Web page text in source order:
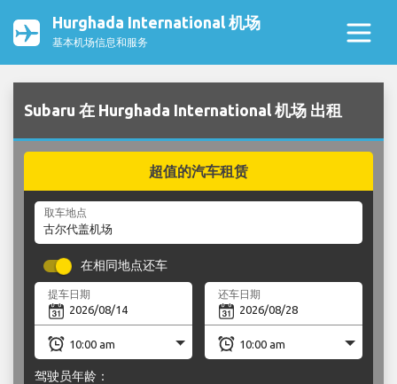
Hurghada International 机场
基本机场信息和服务
Subaru 在 Hurghada International 机场 出租
超值的汽车租赁
取车地点
在相同地点还车
提车日期 还车日期
驾驶员年龄：